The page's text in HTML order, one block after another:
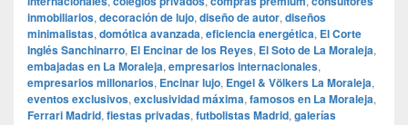
inmobiliarios, decoración de lujo, diseño de autor, diseños
minimalistas, domótica avanzada, eficiencia energética, El Corte
Inglés Sanchinarro, El Encinar de los Reyes, El Soto de La Moraleja,
embajadas en La Moraleja, empresarios internacionales,
empresarios millonarios, Encinar lujo, Engel & Völkers La Moraleja,
eventos exclusivos, exclusividad máxima, famosos en La Moraleja,
Ferrari Madrid, fiestas privadas, futbolistas Madrid, galerías